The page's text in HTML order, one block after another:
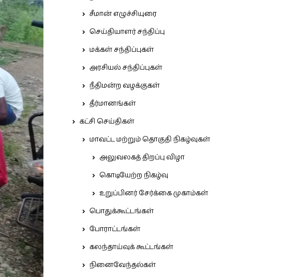
சீமான் எழுச்சியுரை
செய்தியாளர் சந்திப்பு
மக்கள் சந்திப்புகள்
அரசியல் சந்திப்புகள்
நீதிமன்ற வழக்குகள்
தீர்மானங்கள்
கட்சி செய்திகள்
மாவட்ட மற்றும் தொகுதி நிகழ்வுகள்
அலுவலகத் திறப்பு விழா
கொடியேற்ற நிகழ்வு
உறுப்பினர் சேர்க்கை முகாம்கள்
பொதுக்கூட்டங்கள்
போராட்டங்கள்
கலந்தாய்வுக் கூட்டங்கள்
நினைவேந்தல்கள்